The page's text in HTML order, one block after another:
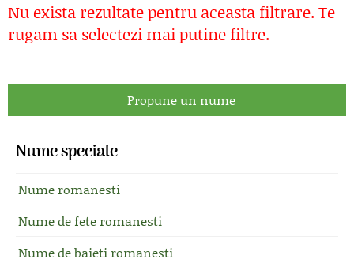
Nu exista rezultate pentru aceasta filtrare. Te
rugam sa selectezi mai putine filtre.
Propune un nume
Nume speciale
Nume romanesti
Nume de fete romanesti
Nume de baieti romanesti